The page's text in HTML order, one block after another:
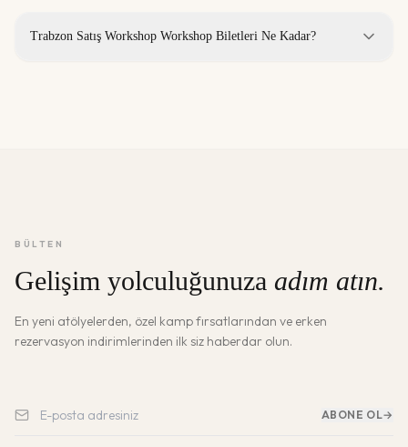
Trabzon Satış Workshop Workshop Biletleri Ne Kadar?
BÜLTEN
Gelişim yolculuğunuza adım atın.
En yeni atölyelerden, özel kamp fırsatlarından ve erken
rezervasyon indirimlerinden ilk siz haberdar olun.
ABONE OL→